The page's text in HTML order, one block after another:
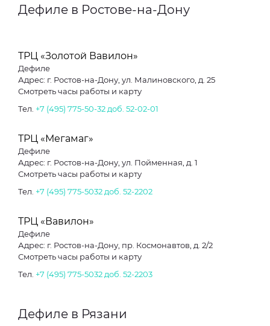
Дефиле в Ростове-на-Дону
ТРЦ «Золотой Вавилон»
Дефиле
Адрес: г. Ростов-на-Дону, ул. Малиновского, д. 25
Смотреть часы работы и карту
Тел. +7 (495) 775-50-32 доб. 52-02-01
ТРЦ «Мегамаг»
Дефиле
Адрес: г. Ростов-на-Дону, ул. Пойменная, д. 1
Смотреть часы работы и карту
Тел. +7 (495) 775-5032 доб. 52-2202
ТРЦ «Вавилон»
Дефиле
Адрес: г. Ростов-на-Дону, пр. Космонавтов, д. 2/2
Смотреть часы работы и карту
Тел. +7 (495) 775-5032 доб. 52-2203
Дефиле в Рязани